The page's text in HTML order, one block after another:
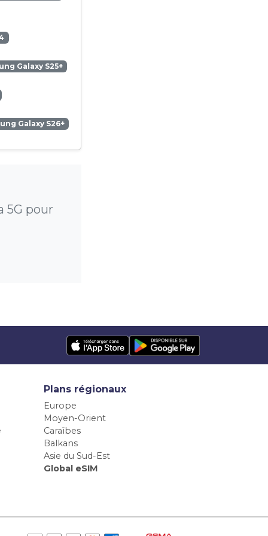
Galaxy S25+
Galaxy S26+
5G pour
Plans régionaux
Europe
Moyen-Orient
Caraïbes
Balkans
Asie du Sud-Est
Global eSIM